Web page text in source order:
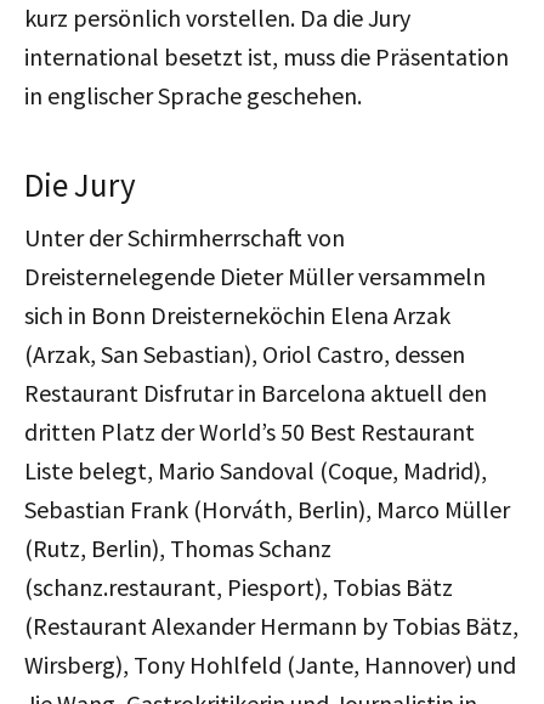
kurz persönlich vorstellen. Da die Jury
international besetzt ist, muss die Präsentation
in englischer Sprache geschehen.
Die Jury
Unter der Schirmherrschaft von
Dreisternelegende Dieter Müller versammeln
sich in Bonn Dreisterneköchin Elena Arzak
(Arzak, San Sebastian), Oriol Castro, dessen
Restaurant Disfrutar in Barcelona aktuell den
dritten Platz der World’s 50 Best Restaurant
Liste belegt, Mario Sandoval (Coque, Madrid),
Sebastian Frank (Horváth, Berlin), Marco Müller
(Rutz, Berlin), Thomas Schanz
(schanz.restaurant, Piesport), Tobias Bätz
(Restaurant Alexander Hermann by Tobias Bätz,
Wirsberg), Tony Hohlfeld (Jante, Hannover) und